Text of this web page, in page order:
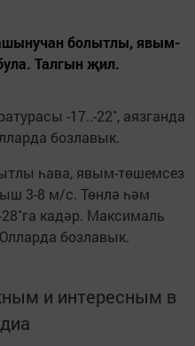
болытлы, явым-
Талгын җил.
-17..-22˚, аязганда
бозлавык.
һава, явым-төшемсез
3-8 м/с. Төнлә һәм
кадәр. Максималь
бозлавык.
и интересным в